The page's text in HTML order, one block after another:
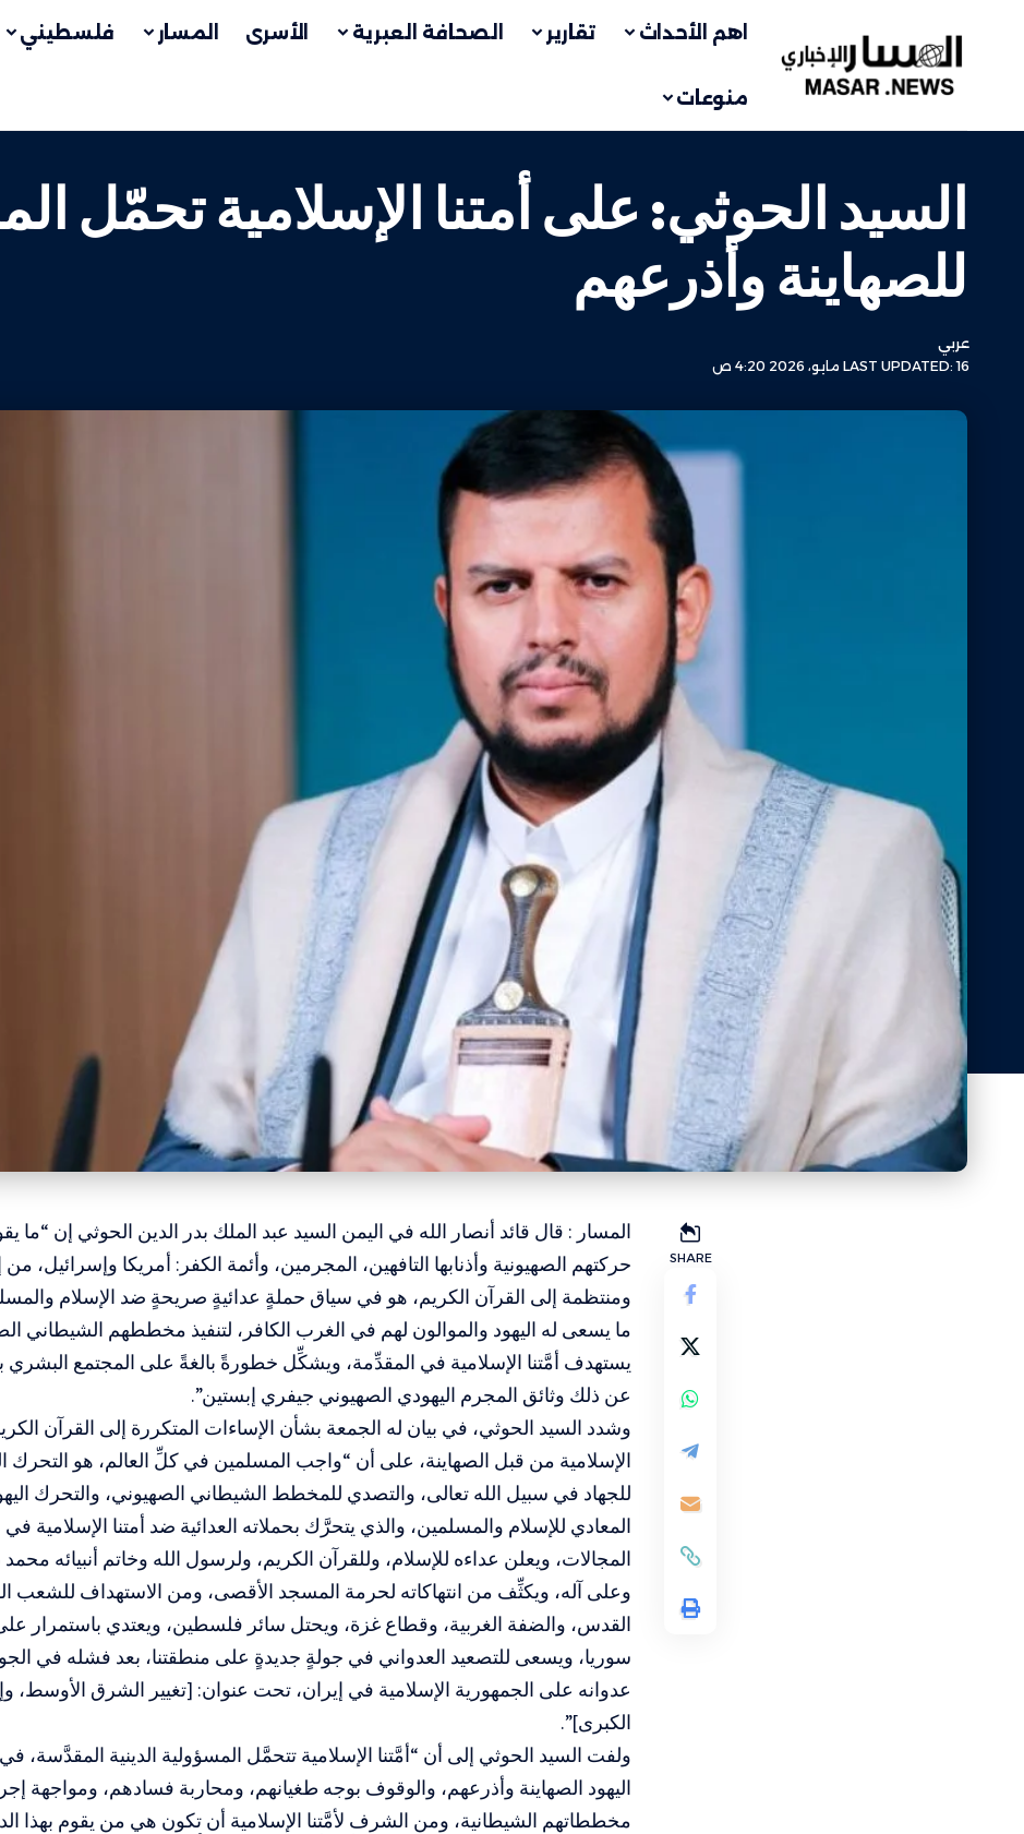
اهم الأحداث تقارير الصحافة العبرية الأسرى المسار فلسطيني
منوعات
السيد الحوثي: على أمتنا الإسلامية تحمّل
للصهاينة وأذرعهم
LAST UPDATED: 16 مايو، 2026 4:20 ص
عربي
SHARE
المسار : قال قائد أنصار الله في اليمن السيد عبد الملك بدر الدين الحوثي إن “ما
حركتهم الصهيونية وأذنابها التافهين، المجرمين، وأئمة الكفر: أمريكا وإسرائيل،
ومنتظمة إلى القرآن الكريم، هو في سياق حملةٍ عدائيةٍ صريحةٍ ضد الإسلام
ما يسعى له اليهود والموالون لهم في الغرب الكافر، لتنفيذ مخططهم الشيطاني
يستهدف أمَّتنا الإسلامية في المقدِّمة، ويشكِّل خطورةً بالغةً على المجتمع
عن ذلك وثائق المجرم اليهودي الصهيوني جيفري إبستين”.
وشدد السيد الحوثي، في بيان له الجمعة بشأن الإساءات المتكررة إلى القرآن
الإسلامية من قبل الصهاينة، على أن “واجب المسلمين في كلِّ العالم، هو التحرك
للجهاد في سبيل الله تعالى، والتصدي للمخطط الشيطاني الصهيوني، والتحرك
المعادي للإسلام والمسلمين، والذي يتحرَّك بحملاته العدائية ضد أمتنا الإسلامية
المجالات، ويعلن عداءه للإسلام، وللقرآن الكريم، ولرسول الله وخاتم أنبيائه
وعلى آله، ويكثِّف من انتهاكاته لحرمة المسجد الأقصى، ومن الاستهداف للشعب
القدس، والضفة الغربية، وقطاع غزة، ويحتل سائر فلسطين، ويعتدي باستمرار على
سوريا، ويسعى للتصعيد العدواني في جولةٍ جديدةٍ على منطقتنا، بعد فشله في
عدوانه على الجمهورية الإسلامية في إيران، تحت عنوان: [تغيير الشرق الأوسط،
الكبرى]”.
ولفت السيد الحوثي إلى أن “أمَّتنا الإسلامية تتحمَّل المسؤولية الدينية المقدَّسة،
اليهود الصهاينة وأذرعهم، والوقوف بوجه طغيانهم، ومحاربة فسادهم، ومواجهة
مخططاتهم الشيطانية، ومن الشرف لأمَّتنا الإسلامية أن تكون هي من يقوم بهذا